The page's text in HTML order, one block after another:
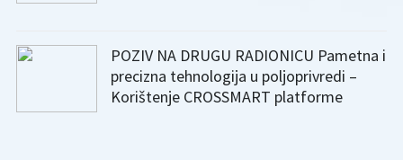
POZIV NA DRUGU RADIONICU Pametna i
precizna tehnologija u poljoprivredi –
Korištenje CROSSMART platforme